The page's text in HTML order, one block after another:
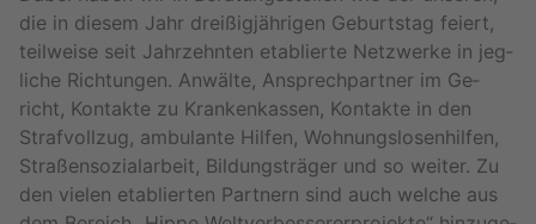
die in die­sem Jahr drei­ßig­jäh­ri­gen Ge­burts­tag fei­ert,
teil­wei­se seit Jahr­zehn­ten eta­blier­te Netz­wer­ke in jeg­
li­che Rich­tun­gen. An­wäl­te, An­sprech­part­ner im Ge­
richt, Kon­tak­te zu Kran­ken­kas­sen, Kon­tak­te in den
Straf­voll­zug, am­bu­lan­te Hil­fen, Woh­nungs­lo­sen­hil­fen,
Stra­ßen­so­zi­al­ar­beit, Bil­dungs­trä­ger und so wei­ter. Zu
den vie­len eta­blier­ten Part­nern sind auch wel­che aus